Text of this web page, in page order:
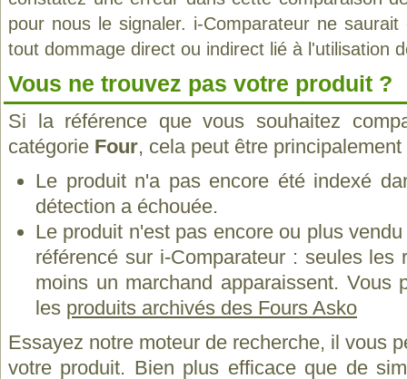
pour nous le signaler. i-Comparateur ne
tout dommage direct ou indirect lié à l'utilisation
Vous ne trouvez pas votre produit ?
Si la référence que vous souhaitez
catégorie Four, cela peut être
Le produit n'a pas encore été indexé
détection a échouée.
Le produit n'est pas encore ou plus
référencé sur i-Comparateur : seules les
moins un marchand apparaissent. Vous
les produits archivés des Fours Asko
Essayez notre moteur de recherche, il vous
votre produit. Bien plus efficace que de